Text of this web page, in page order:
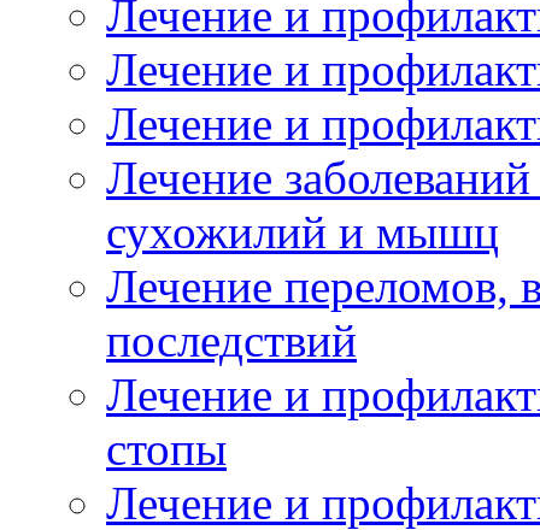
Лечение и
Лечение и
Лечение и
Лечение
сухожилий и мышц
Лечение переломов,
последствий
Лечение и
стопы
Лечение и